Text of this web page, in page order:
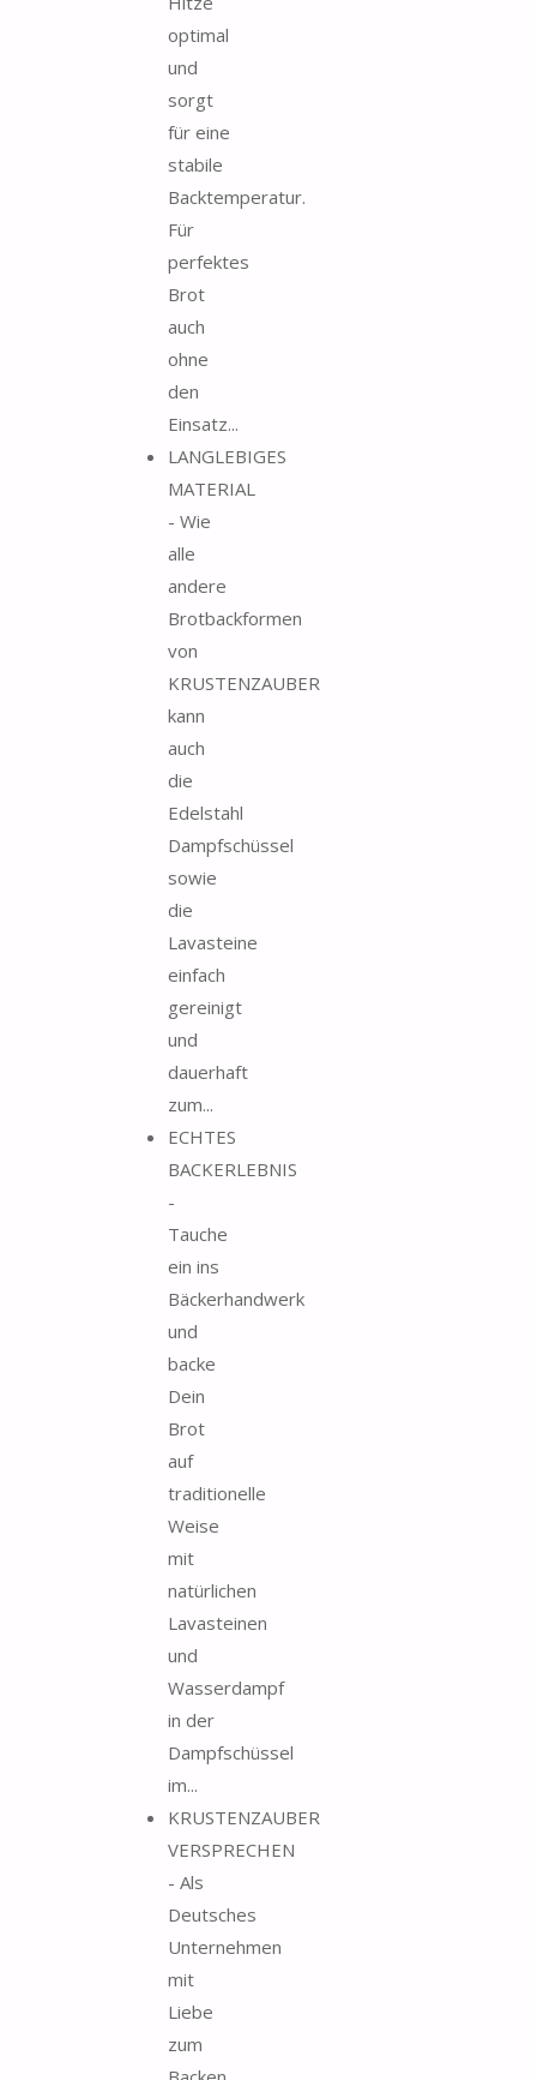
optimal
und
sorgt
für eine
stabile
Backtemperatur.
Für
perfektes
Brot
auch
ohne
den
Einsatz...
LANGLEBIGES
MATERIAL
- Wie
alle
andere
Brotbackformen
von
KRUSTENZAUBER
kann
auch
die
Edelstahl
Dampfschüssel
sowie
die
Lavasteine
einfach
gereinigt
und
dauerhaft
zum...
ECHTES
BACKERLEBNIS
-
Tauche
ein ins
Bäckerhandwerk
und
backe
Dein
Brot
auf
traditionelle
Weise
mit
natürlichen
Lavasteinen
und
Wasserdampf
in der
Dampfschüssel
im...
KRUSTENZAUBER
VERSPRECHEN
- Als
Deutsches
Unternehmen
mit
Liebe
zum